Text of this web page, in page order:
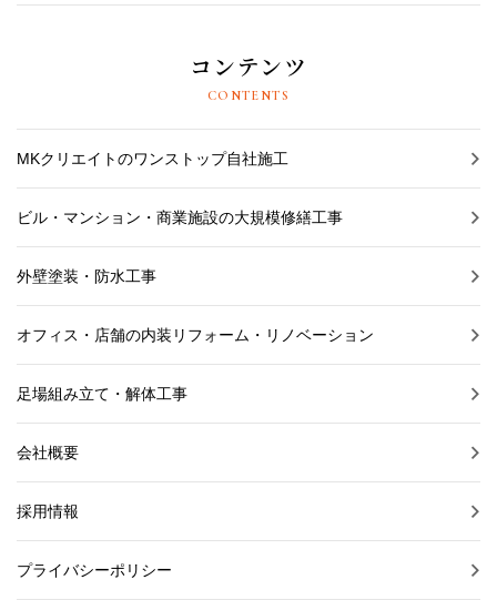
コンテンツ
CONTENTS
MKクリエイトのワンストップ自社施工
ビル・マンション・商業施設の大規模修繕工事
外壁塗装・防水工事
オフィス・店舗の内装リフォーム・リノベーション
足場組み立て・解体工事
会社概要
採用情報
プライバシーポリシー